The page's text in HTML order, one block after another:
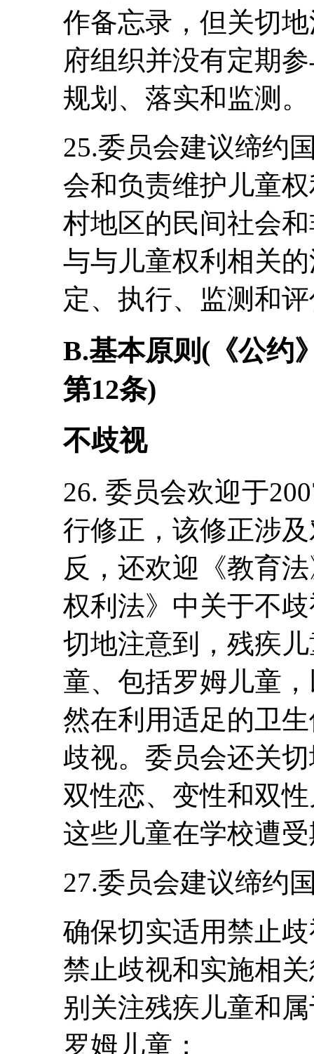
作备忘录，但关切
府组织并没有定期
规划、落实和监测。
25.委员会建议缔约
会和负责维护儿童
村地区的民间社会
与与儿童权利相关
定、执行、监测和
B.基本原则(《公约
第12条)
不歧视
26. 委员会欢迎于
行修正，该修正涉
反，还欢迎《教育
权利法》中关于不
切地注意到，残疾
童、包括罗姆儿童
然在利用适足的卫
歧视。委员会还关
双性恋、变性和双
这些儿童在学校遭
27.委员会建议缔约
确保切实适用禁止
禁止歧视和实施相
别关注残疾儿童和
罗姆儿童；